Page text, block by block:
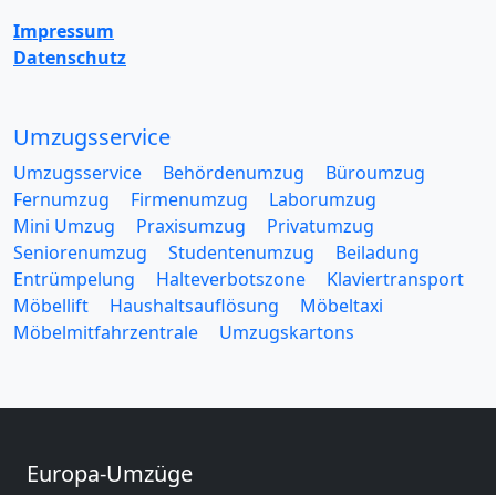
Impressum
Datenschutz
Umzugsservice
Umzugsservice Behördenumzug
Büroumzug
Fernumzug
Firmenumzug
Laborumzug
Mini Umzug
Praxisumzug
Privatumzug
Seniorenumzug
Studentenumzug
Beiladung
Entrümpelung
Halteverbotszone
Klaviertransport
Möbellift
Haushaltsauflösung
Möbeltaxi
Möbelmitfahrzentrale
Umzugskartons
Europa-Umzüge